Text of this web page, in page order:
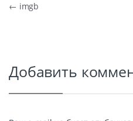
Навигация по
← imgb
Добавить